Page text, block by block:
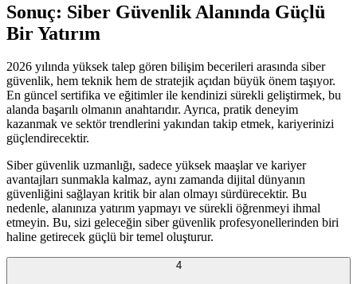
Sonuç: Siber Güvenlik Alanında Güçlü
Bir Yatırım
2026 yılında yüksek talep gören bilişim becerileri arasında siber
güvenlik, hem teknik hem de stratejik açıdan büyük önem taşıyor.
En güncel sertifika ve eğitimler ile kendinizi sürekli geliştirmek, bu
alanda başarılı olmanın anahtarıdır. Ayrıca, pratik deneyim
kazanmak ve sektör trendlerini yakından takip etmek, kariyerinizi
güçlendirecektir.
Siber güvenlik uzmanlığı, sadece yüksek maaşlar ve kariyer
avantajları sunmakla kalmaz, aynı zamanda dijital dünyanın
güvenliğini sağlayan kritik bir alan olmayı sürdürecektir. Bu
nedenle, alanınıza yatırım yapmayı ve sürekli öğrenmeyi ihmal
etmeyin. Bu, sizi geleceğin siber güvenlik profesyonellerinden biri
haline getirecek güçlü bir temel oluşturur.
4